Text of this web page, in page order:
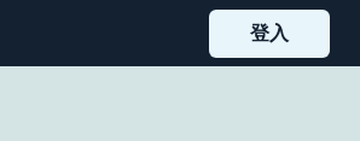
登入